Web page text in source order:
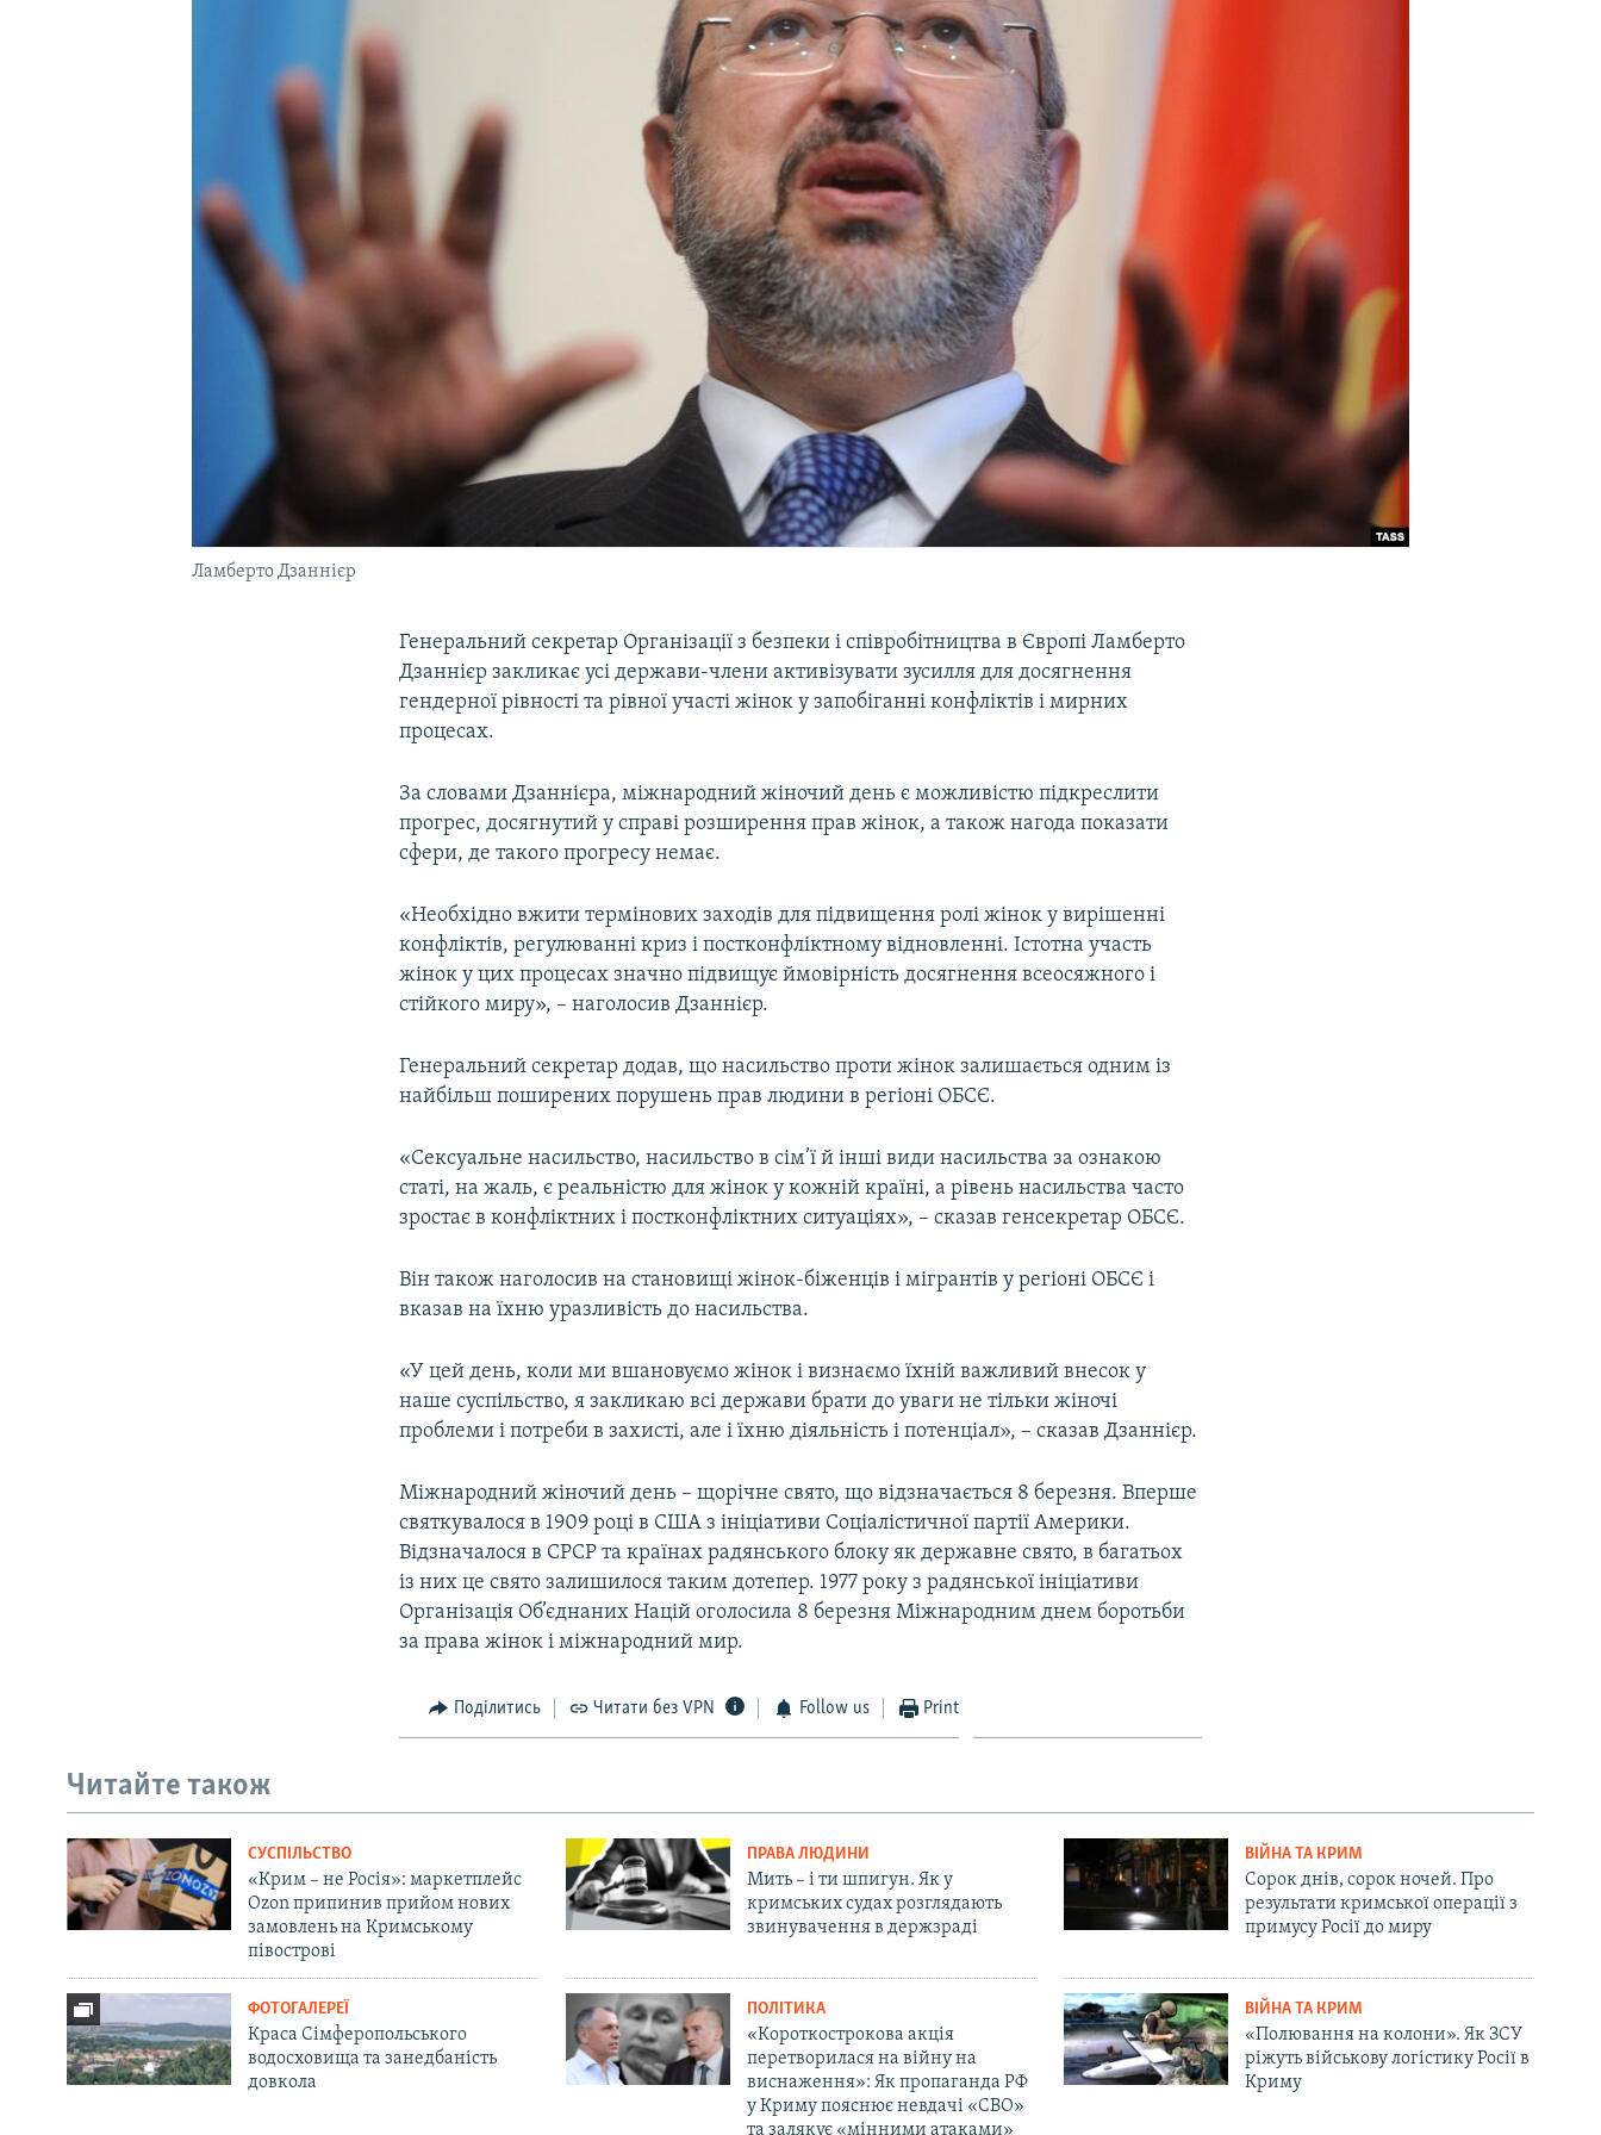
Ламберто Дзаннієр
Генеральний секретар Організації з безпеки і співробітництва в Європі Ламберто
Дзаннієр закликає усі держави-члени активізувати зусилля для досягнення
гендерної рівності та рівної участі жінок у запобіганні конфліктів і мирних
процесах.
За словами Дзаннієра, міжнародний жіночий день є можливістю підкреслити
прогрес, досягнутий у справі розширення прав жінок, а також нагода показати
сфери, де такого прогресу немає.
«Необхідно вжити термінових заходів для підвищення ролі жінок у вирішенні
конфліктів, регулюванні криз і постконфліктному відновленні. Істотна участь
жінок у цих процесах значно підвищує ймовірність досягнення всеосяжного і
стійкого миру», – наголосив Дзаннієр.
Генеральний секретар додав, що насильство проти жінок залишається одним із
найбільш поширених порушень прав людини в регіоні ОБСЄ.
«Сексуальне насильство, насильство в сім’ї й інші види насильства за ознакою
статі, на жаль, є реальністю для жінок у кожній країні, а рівень насильства часто
зростає в конфліктних і постконфліктних ситуаціях», – сказав генсекретар ОБСЄ.
Він також наголосив на становищі жінок-біженців і мігрантів у регіоні ОБСЄ і
вказав на їхню уразливість до насильства.
«У цей день, коли ми вшановуємо жінок і визнаємо їхній важливий внесок у
наше суспільство, я закликаю всі держави брати до уваги не тільки жіночі
проблеми і потреби в захисті, але і їхню діяльність і потенціал», – сказав Дзаннієр.
Міжнародний жіночий день – щорічне свято, що відзначається 8 березня. Вперше
святкувалося в 1909 році в США з ініціативи Соціалістичної партії Америки.
Відзначалося в СРСР та країнах радянського блоку як державне свято, в багатьох
із них це свято залишилося таким дотепер. 1977 року з радянської ініціативи
Організація Об’єднаних Націй оголосила 8 березня Міжнародним днем боротьби
за права жінок і міжнародний мир.
Поділитись Читати без VPN Follow us Print
Читайте також
СУСПІЛЬСТВО
«Крим – не Росія»: маркетплейс
Ozon припинив прийом нових
замовлень на Кримському
півострові
ПРАВА ЛЮДИНИ
Мить – і ти шпигун. Як у
кримських судах розглядають
звинувачення в держзраді
ВІЙНА ТА КРИМ
Сорок днів, сорок ночей. Про
результати кримської операції з
примусу Росії до миру
ФОТОГАЛЕРЕЇ
Краса Сімферопольського
водосховища та занедбаність
довкола
ПОЛІТИКА
«Короткострокова акція
перетворилася на війну на
виснаження»: Як пропаганда РФ
у Криму пояснює невдачі «СВО»
та залякує «мінними атаками»
ВІЙНА ТА КРИМ
«Полювання на колони». Як ЗСУ
ріжуть військову логістику Росії в
Криму